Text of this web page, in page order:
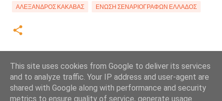
ΑΛΈΞΑΝΔΡΟΣ ΚΑΚΑΒΆΣ ΈΝΩΣΗ ΣΕΝΑΡΙΟΓΡΆΦΩΝ ΕΛΛΆΔΟΣ
This site uses cookies from Google to deliver its services
and to analyze traffic. Your IP address and user-agent are
shared with Google along with performance and security
metrics to ensure quality of service, generate usage